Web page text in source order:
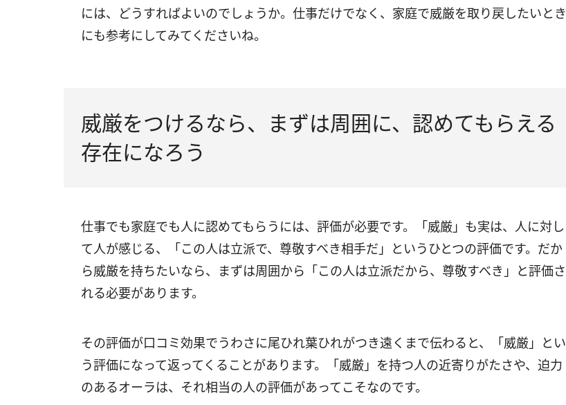
には、どうすればよいのでしょうか。仕事だけでなく、家庭で威厳を取り戻したいとき
にも参考にしてみてくださいね。
威厳をつけるなら、まずは周囲に、認めてもらえる
存在になろう
仕事でも家庭でも人に認めてもらうには、評価が必要です。「威厳」も実は、人に対し
て人が感じる、「この人は立派で、尊敬すべき相手だ」というひとつの評価です。だか
ら威厳を持ちたいなら、まずは周囲から「この人は立派だから、尊敬すべき」と評価さ
れる必要があります。
その評価が口コミ効果でうわさに尾ひれ葉ひれがつき遠くまで伝わると、「威厳」とい
う評価になって返ってくることがあります。「威厳」を持つ人の近寄りがたさや、迫力
のあるオーラは、それ相当の人の評価があってこそなのです。